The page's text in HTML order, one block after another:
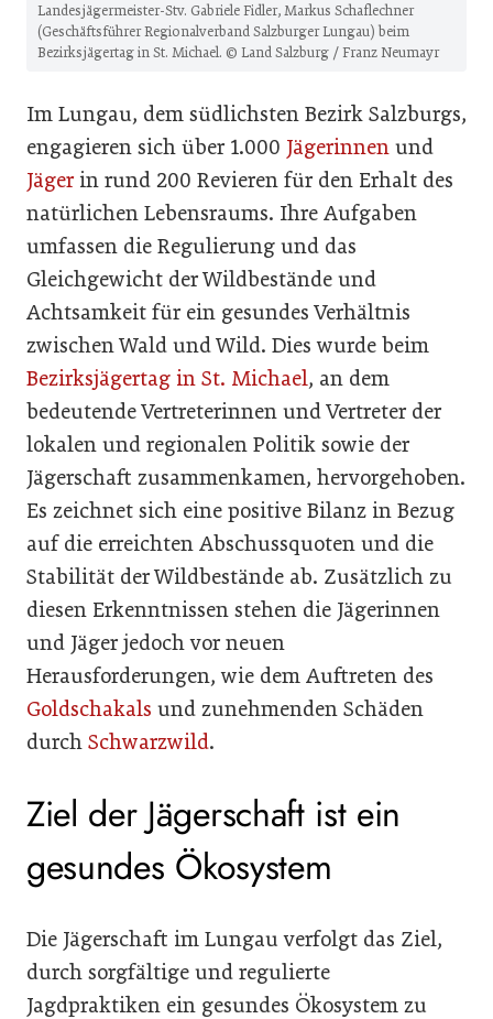
Landesjägermeister-Stv. Gabriele Fidler, Markus Schaflechner
(Geschäftsführer Regionalverband Salzburger Lungau) beim
Bezirksjägertag in St. Michael. © Land Salzburg / Franz Neumayr
Im Lungau, dem südlichsten Bezirk Salzburgs,
engagieren sich über 1.000 Jägerinnen und
Jägerin rund 200 Revieren für den Erhalt des
natürlichen Lebensraums. Ihre Aufgaben
umfassen die Regulierung und das
Gleichgewicht der Wildbestände und
Achtsamkeit für ein gesundes Verhältnis
zwischen Wald und Wild. Dies wurde beim
Bezirksjägertag in St. Michael, an dem
bedeutende Vertreterinnen und Vertreter der
lokalen und regionalen Politik sowie der
Jägerschaft zusammenkamen, hervorgehoben.
Es zeichnet sich eine positive Bilanz in Bezug
auf die erreichten Abschussquoten und die
Stabilität der Wildbestände ab. Zusätzlich zu
diesen Erkenntnissen stehen die Jägerinnen
und Jäger jedoch vor neuen
Herausforderungen, wie dem Auftreten des
Goldschakals und zunehmenden Schäden
durch Schwarzwild.
Ziel der Jägerschaft ist ein
gesundes Ökosystem
Die Jägerschaft im Lungau verfolgt das Ziel,
durch sorgfältige und regulierte
Jagdpraktiken ein gesundes Ökosystem zu